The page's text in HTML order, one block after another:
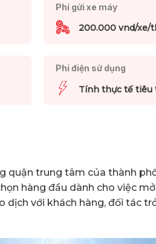
Phí gửi xe máy
200.000 vnd/xe/
Phí điện sử dụng
Tính thực tế tiêu
quận trung tâm của thành
hàng đầu dành cho việc
dịch với khách hàng, đối tác